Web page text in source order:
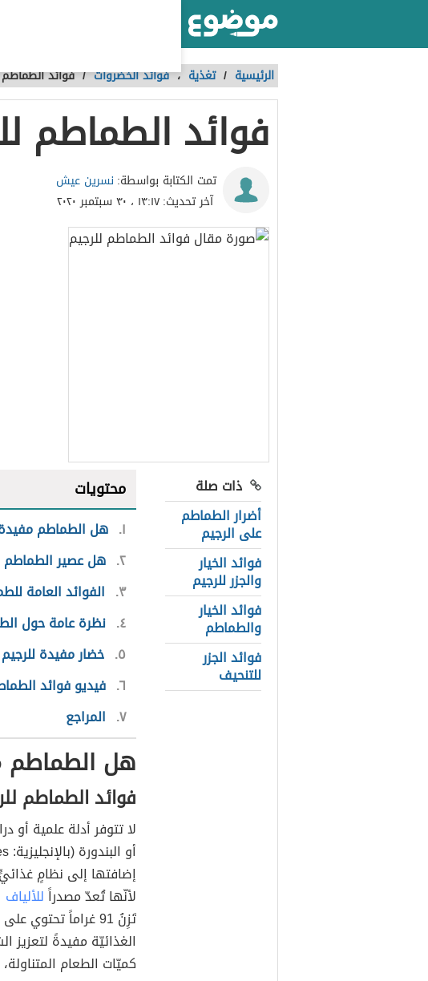
الرئيسية / تغذية ،فوائد الخضروات /فوائد
فوائد الطماطم
تمت الكتابة بواسطة: نسرين عيش
آخر تحديث:١٣:١٧ ، ٣٠ سبتمبر ٢٠٢٠
ذات صلة
أضرار الطماطم
على الرجيم
فوائد الخيار
والجزر للرجيم
فوائد الخيار
والطماطم
فوائد الجزر
للتنحيف
محتويات
١ هل الطماطم
٢ هل عصير الطماطم
٣ الفوائد العامة
٤ نظرة عامة حول
٥ خضار مفيدة للرجيم
٦ فيديو فوائد
٧ المراجع
هل الطماطم
فوائد الطماطم
لا تتوفر أدلة علمية أو
إضافتها إلى نظامٍ
لأنّها تُعدّ مصدراً
تَزِنُ 91 غراماً تحتوي على 1.1 غرام من الألياف،
الغذائيّة مفيدةً
كميّات الطعام